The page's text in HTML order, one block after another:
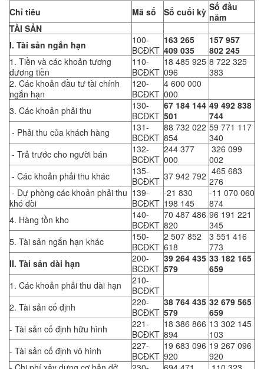
Chỉ tiêu Mã số Số cuối kỳ Số đầu
năm
TÀI SẢN
I. Tài sản ngắn hạn
100-
BCĐKT
163 265
409 035
157 957
802 245
1. Tiền và các khoản tương
đương tiền
110-
BCĐKT
18 485 925
096
8 722 325
383
2. Các khoản đầu tư tài chính
ngắn hạn
120-
BCĐKT
4 600 000
000
3. Các khoản phải thu
130-
BCĐKT
67 184 144
501
49 492 838
744
- Phải thu của khách hàng
131-
BCĐKT
88 732 022
854
59 771 117
340
- Trả trước cho người bán
132-
BCĐKT
244 377
000
326 099
002
- Các khoản phải thu khác
135-
BCĐKT 37 942 792 465 683
276
- Dự phòng các khoản phải thu
khó đòi
139-
BCĐKT
-21 830
198 145
-11 070 060
874
4. Hàng tồn kho
140-
BCĐKT
70 487 486
820
96 191 221
345
5. Tài sản ngắn hạn khác
150-
BCĐKT
2 507 852
618
3 551 416
773
II. Tài sản dài hạn
200-
BCĐKT
39 264 435
579
33 182 165
659
1. Các khoản phải thu dài hạn
210-
BCĐKT
2. Tài sản cố định
220-
BCĐKT
38 764 435
579
32 679 565
659
- Tài sản cố định hữu hình
221-
BCĐKT
18 386 866
894
13 302 145
103
- Tài sản cố định vô hình
227-
BCĐKT
19 683 096
920
19 267 096
920